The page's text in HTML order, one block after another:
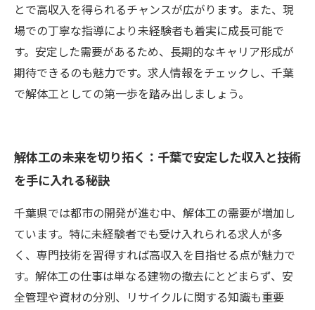
とで高収入を得られるチャンスが広がります。また、現
場での丁寧な指導により未経験者も着実に成長可能で
す。安定した需要があるため、長期的なキャリア形成が
期待できるのも魅力です。求人情報をチェックし、千葉
で解体工としての第一歩を踏み出しましょう。
解体工の未来を切り拓く：千葉で安定した収入と技術
を手に入れる秘訣
千葉県では都市の開発が進む中、解体工の需要が増加し
ています。特に未経験者でも受け入れられる求人が多
く、専門技術を習得すれば高収入を目指せる点が魅力で
す。解体工の仕事は単なる建物の撤去にとどまらず、安
全管理や資材の分別、リサイクルに関する知識も重要